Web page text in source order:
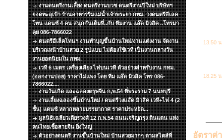
งานดนตรีงานเลี้ยง ดนตรีงานบวช ดนตรีงานปีใหม่ บริษัทฯ
ยอดทะลุเป้า ร้านอาหารริมแม่น้ำเจ้าพระยา กทม. วงดนตรีอีเลค
โทน แดนซ์ 4 คน สนุกกันเต็มที่..กับ ทีมงาน แอ๊ด มิวสิค ..โทรมา
คุย 086-7866022
ดนตรีอีเล็คโทนฯ งานทำบุญขึ้นบ้านใหม่/งานแต่งงาน จัดงาน
บริเวณหน้าบ้านสวย 2 รูปแบบ ไม่ต้องใช้เวที เป็นงานกลางวัน
งานยอดนิยมใน กทม.
เวที 6 เมตร เครื่องเสียง ไฟบนเวที ตัวอย่างสำหรับงาน กทม.
(ออกงานบ่อย) ราคาไม่แพง โดย ทีม แอ๊ด มิวสิค โทร 086-
7866022....
งานวันเกิด และฉลองตรุษจีน ก,พ.54 ที่พระราม 7 นนทบุรี
งานเลี้ยงฉลองขึ้นบ้านใหม่ / ดนตรีวงแอ๊ด มิวสิค เวที+ไฟ 4 (2
ชั้น) แดนซ์ หลากหลายบรรยากาศ ราคาประหยัด...
มูลนิธิเฉลียวเตียรวงศ์ 12 ก.พ.54 ถนนเจริญกรุง ดินแดน แห่ง
คนไทยเชื้อสายจีน ยิ่งใหญ่
ตัวอย่างดนตรี งานขึ้นบ้านใหม่ บ้านสวยมากๆ ตามสไตส์ที่
13.50
18.25
อัตราค่